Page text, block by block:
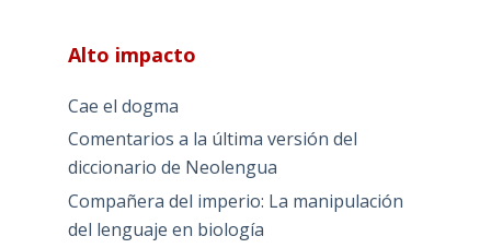
Alto impacto
Cae el dogma
Comentarios a la última versión del
diccionario de Neolengua
Compañera del imperio: La manipulación
del lenguaje en biología